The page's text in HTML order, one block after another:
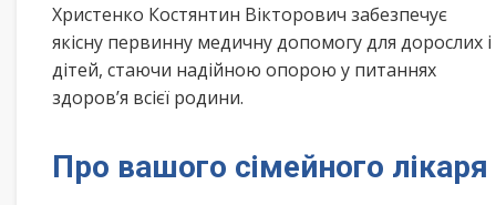
Христенко Костянтин Вікторович забезпечує
якісну первинну медичну допомогу для дорослих і
дітей, стаючи надійною опорою у питаннях
здоров’я всієї родини.
Про вашого сімейного лікаря